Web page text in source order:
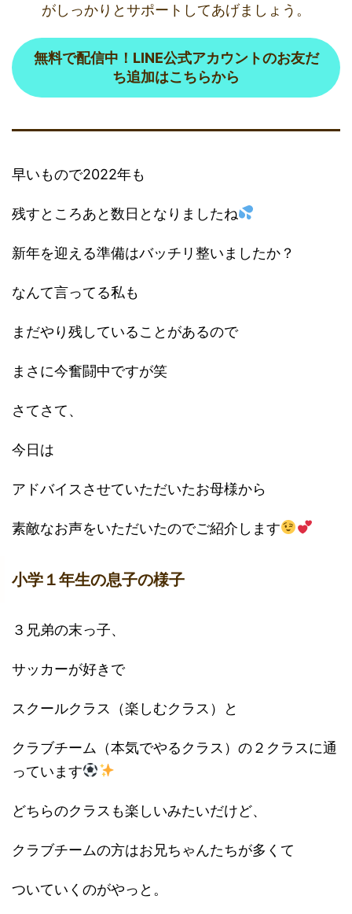
がしっかりとサポートしてあげましょう。
無料で配信中！LINE公式アカウントのお友だ
ち追加はこちらから
早いもので2022年も
残すところあと数日となりましたね
新年を迎える準備はバッチリ整いましたか？
なんて言ってる私も
まだやり残していることがあるので
まさに今奮闘中ですが笑
さてさて、
今日は
アドバイスさせていただいたお母様から
素敵なお声をいただいたのでご紹介します
小学１年生の息子の様子
３兄弟の末っ子、
サッカーが好きで
スクールクラス（楽しむクラス）と
クラブチーム（本気でやるクラス）の２クラスに通
っています
どちらのクラスも楽しいみたいだけど、
クラブチームの方はお兄ちゃんたちが多くて
ついていくのがやっと。